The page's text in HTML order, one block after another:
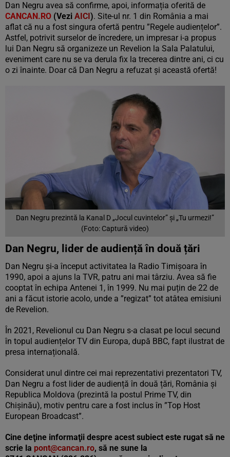
Dan Negru avea să confirme, apoi, informația oferită de
CANCAN.RO (Vezi AICI ). Site-ul nr. 1 din România a mai
aflat că nu a fost singura ofertă pentru ”Regele audiențelor”.
Astfel, potrivit surselor de încredere, un impresar i-a propus
lui Dan Negru să organizeze un Revelion la Sala Palatului,
eveniment care nu se va derula fix la trecerea dintre ani, ci cu
o zi înainte. Doar că Dan Negru a refuzat și această ofertă!
Dan Negru prezintă la Kanal D „Jocul cuvintelor” și „Tu urmezi!”
(Foto: Captură video)
Dan Negru, lider de audiență în două țări
Dan Negru și-a început activitatea la Radio Timișoara în
1990, apoi a ajuns la TVR, patru ani mai târziu. Avea să fie
cooptat în echipa Antenei 1, în 1999. Nu mai puțin de 22 de
ani a făcut istorie acolo, unde a ”regizat” tot atâtea emisiuni
de Revelion.
În 2021, Revelionul cu Dan Negru s-a clasat pe locul secund
în topul audiențelor TV din Europa, după BBC, fapt ilustrat de
presa internațională.
Considerat unul dintre cei mai reprezentativi prezentatori TV,
Dan Negru a fost lider de audiență în două țări, România și
Republica Moldova (prezintă la postul Prime TV, din
Chișinău), motiv pentru care a fost inclus în ”Top Host
European Broadcast”.
Cine deţine informaţii despre acest subiect este rugat să ne
scrie la pont@cancan.ro, să ne sune la